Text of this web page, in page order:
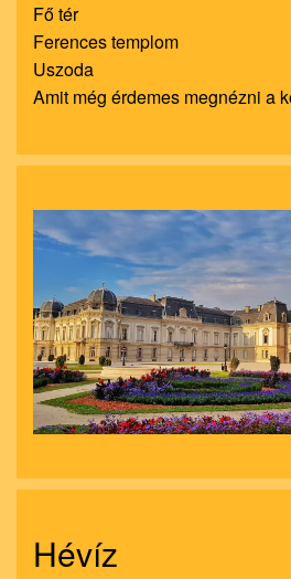
Fő tér
Ferences templom
Uszoda
Amit még érdemes megnézni a
nagyít
Hévíz